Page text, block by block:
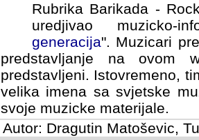
Rubrika Barikada -
uredjivao muzicko-
Muzicari predstavljeni u
na ovom web portalu
Istovremeno, tim nacinom
sa svjetske muzicke scene
materijale.
Autor: Dragutin Matoševic,